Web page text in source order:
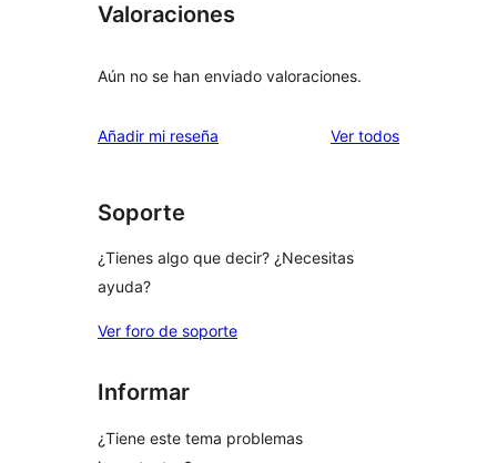
Valoraciones
Aún no se han enviado valoraciones.
Añadir mi reseña Ver todoslos
Soporte
¿Tienes algo que decir? ¿Necesitas
ayuda?
Ver foro de soporte
Informar
¿Tiene este tema problemas